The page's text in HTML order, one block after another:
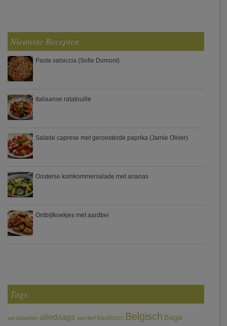
Nieuwste Recepten
Pasta salsiccia (Sofie Dumont)
Italiaanse ratatouille
Salade caprese met geroosterde paprika (Jamie Oliver)
Oosterse komkommersalade met ananas
Ontbijtkoekjes met aardbei
Tags
aardappelen alledaags aperitief basilicum Belgisch België